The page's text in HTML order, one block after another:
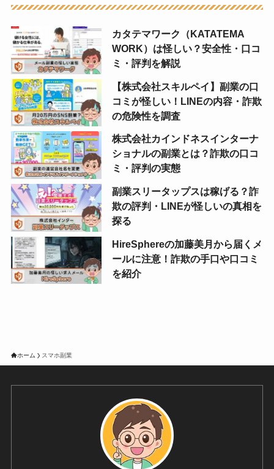
カタテマワーク（KATATEMA
WORK）は怪しい？安全性・口コ
ミ・評判を解説
【株式会社スキルペイ】副業の口
コミが怪しい！LINEの内容・詐欺
の危険性を調査
株式会社カインドネスインターナ
ショナルの副業とは？詐欺の口コ
ミ・評判の実態
副業スリータップスは稼げる？詐
欺の評判・LINEが怪しいの真相を
探る
HireSphereの加藤美月から届くメ
ールに注意！詐欺の手口や口コミ
を紹介
ホーム スマホ副業